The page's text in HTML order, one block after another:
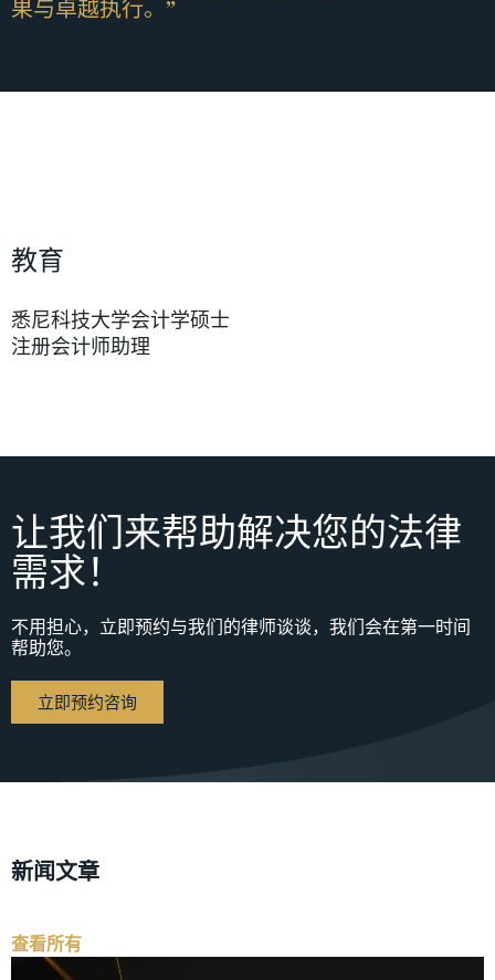
果与卓越执行。”
教育
悉尼科技大学会计学硕士
注册会计师助理
让我们来帮助解决您的法律
需求！
不用担心，立即预约与我们的律师谈谈，我们会在第一时间
帮助您。
立即预约咨询
新闻文章
查看所有